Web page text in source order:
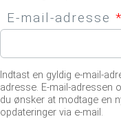
E-mail-adresse
Indtast en gyldig e-mail-
adresse. E-mail-adressen
du ønsker at modtage en
opdateringer via e-mail.